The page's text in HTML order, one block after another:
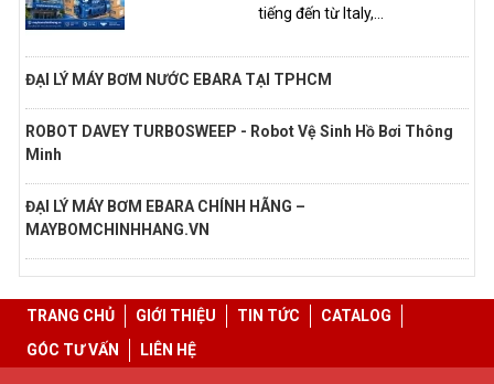
tiếng đến từ Italy,...
ĐẠI LÝ MÁY BƠM NƯỚC EBARA TẠI TPHCM
ROBOT DAVEY TURBOSWEEP - Robot Vệ Sinh Hồ Bơi Thông
Minh
ĐẠI LÝ MÁY BƠM EBARA CHÍNH HÃNG –
MAYBOMCHINHHANG.VN
TRANG CHỦ GIỚI THIỆU TIN TỨC
CATALOG
GÓC TƯ VẤN
LIÊN HỆ